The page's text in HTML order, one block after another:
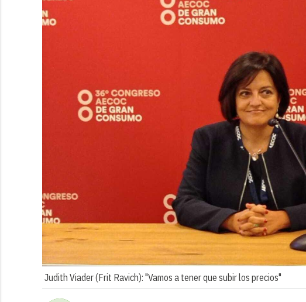
Judith Viader (Frit Ravich): "Vamos a tener que subir los precios"